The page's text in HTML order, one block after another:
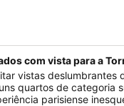
com vista para a
vistas deslumbrantes
quartos de categoria
parisiense